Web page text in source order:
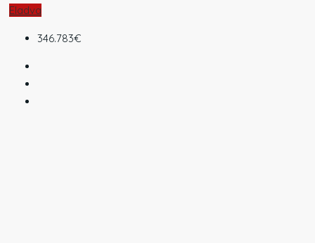
Eladva
346.783€